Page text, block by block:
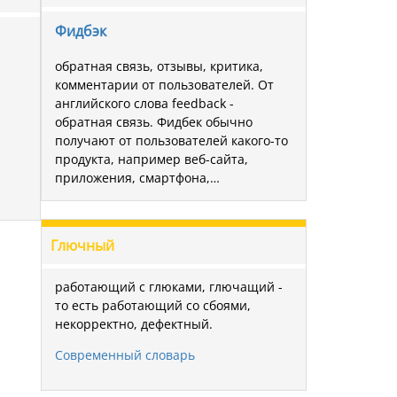
Фидбэк
обратная связь, отзывы, критика,
комментарии от пользователей. От
английского слова feedback -
обратная связь. Фидбек обычно
получают от пользователей какого-то
продукта, например веб-сайта,
приложения, смартфона,…
Глючный
работающий с глюками, глючащий -
то есть работающий со сбоями,
некорректно, дефектный.
Современный словарь